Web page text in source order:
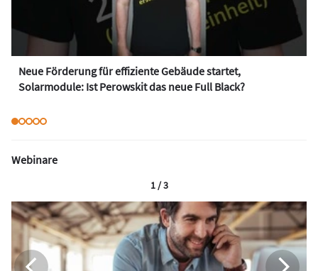
Neue Förderung für effiziente Gebäude startet,
Solarmodule: Ist Perowskit das neue Full Black?
Webinare
1 / 3